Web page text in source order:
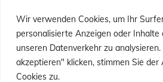
Wir verwenden Cookies, um Ihr
personalisierte Anzeigen oder Inhalte
unseren Datenverkehr zu
akzeptieren" klicken, stimmen Sie der
Cookies zu.